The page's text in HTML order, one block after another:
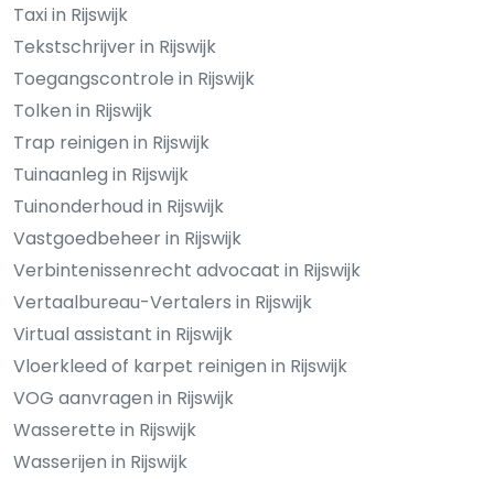
Taxi in Rijswijk
Tekstschrijver in Rijswijk
Toegangscontrole in Rijswijk
Tolken in Rijswijk
Trap reinigen in Rijswijk
Tuinaanleg in Rijswijk
Tuinonderhoud in Rijswijk
Vastgoedbeheer in Rijswijk
Verbintenissenrecht advocaat in Rijswijk
Vertaalbureau-Vertalers in Rijswijk
Virtual assistant in Rijswijk
Vloerkleed of karpet reinigen in Rijswijk
VOG aanvragen in Rijswijk
Wasserette in Rijswijk
Wasserijen in Rijswijk